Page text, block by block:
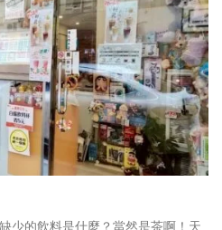
少的飲料是什麼？當然是茶啊！天